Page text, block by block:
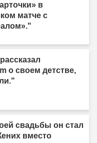
в
матче с
о своем детстве,
свадьбы он стал
вместо